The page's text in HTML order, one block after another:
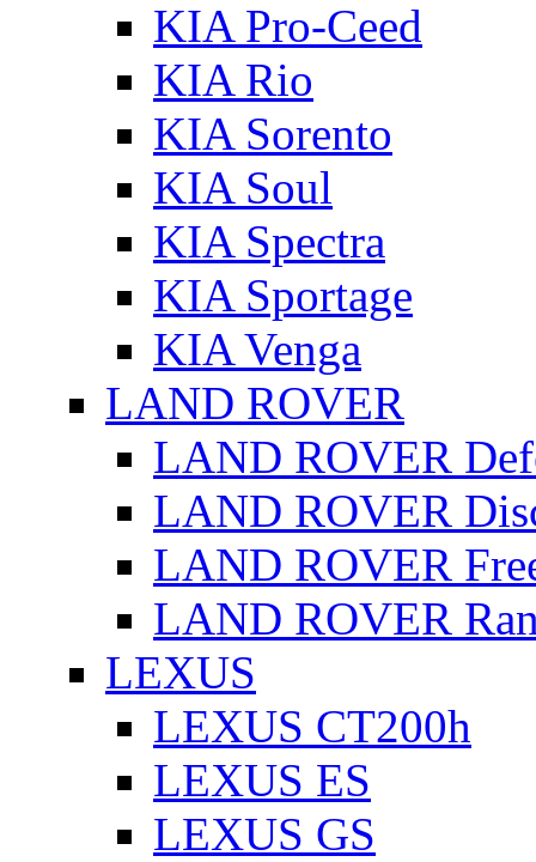
KIA Pro-Ceed
KIA Rio
KIA Sorento
KIA Soul
KIA Spectra
KIA Sportage
KIA Venga
LAND ROVER
LAND ROVER
LAND ROVER
LAND ROVER
LAND ROVER
LEXUS
LEXUS CT200h
LEXUS ES
LEXUS GS